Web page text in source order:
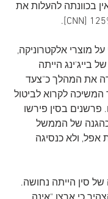
בכוונתה להעלות את
מוצרי אלקטרוניקה,
בייג'ינג הייתה
את המהלך כ"צעד
המשיכה לקרוא לביטול
בסין פירשו
של הממשל
ולא כנסיגה
סין הייתה נחושה.